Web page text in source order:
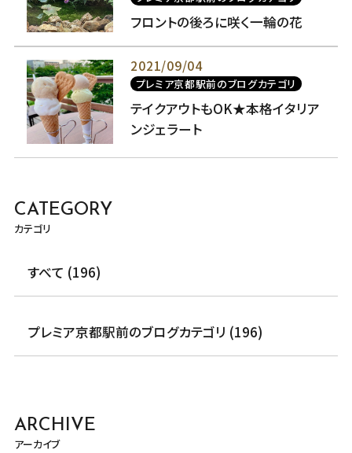
フロントの後ろに咲く一輪の花
2021/09/04
プレミア京都駅前のブログカテゴリ
テイクアウトもOK★本格イタリア
ンジェラート
CATEGORY
カテゴリ
すべて (196)
プレミア京都駅前のブログカテゴリ (196)
ARCHIVE
アーカイブ